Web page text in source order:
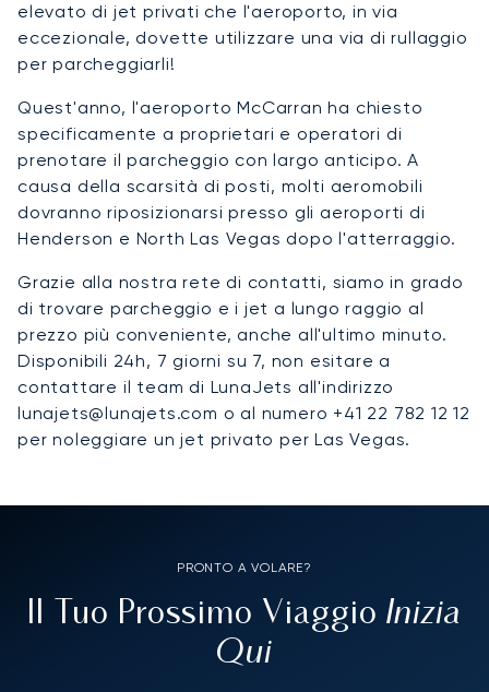
elevato di jet privati che l'aeroporto, in via
eccezionale, dovette utilizzare una via di rullaggio
per parcheggiarli!
Quest'anno, l'aeroporto McCarran ha chiesto
specificamente a proprietari e operatori di
prenotare il parcheggio con largo anticipo. A
causa della scarsità di posti, molti aeromobili
dovranno riposizionarsi presso gli aeroporti di
Henderson e North Las Vegas dopo l'atterraggio.
Grazie alla nostra rete di contatti, siamo in grado
di trovare parcheggio e i jet a lungo raggio al
prezzo più conveniente, anche all'ultimo minuto.
Disponibili 24h, 7 giorni su 7, non esitare a
contattare il team di LunaJets all'indirizzo
lunajets@lunajets.com o al numero +41 22 782 12 12
per noleggiare un jet privato per Las Vegas.
PRONTO A VOLARE?
Il Tuo Prossimo Viaggio Inizia
Qui